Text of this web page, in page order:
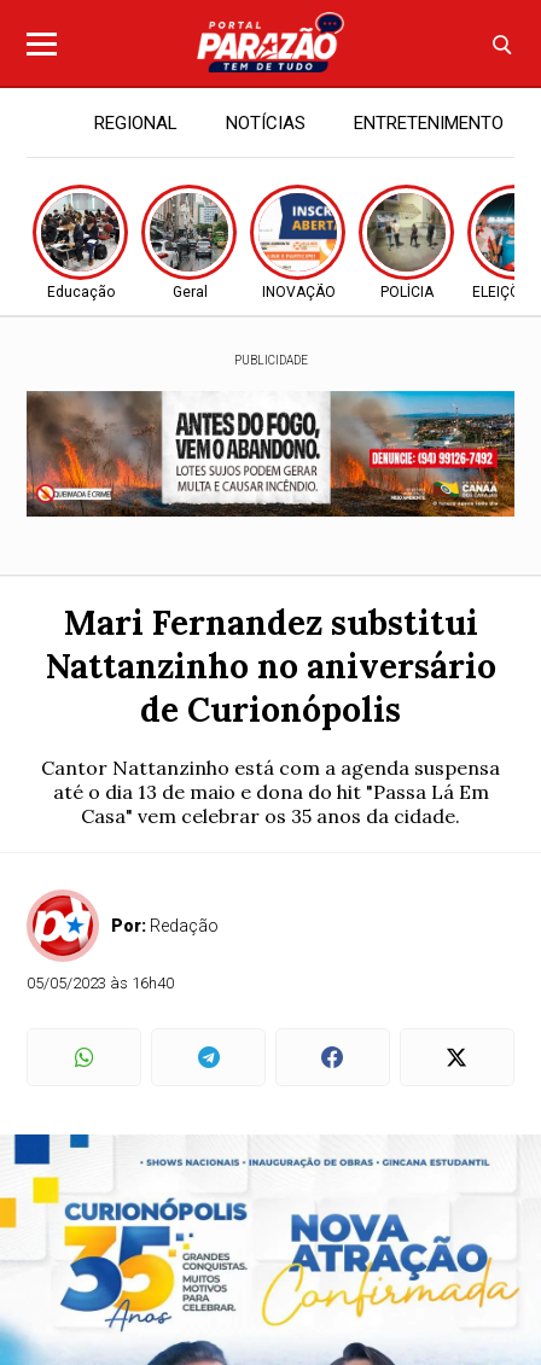
REGIONAL NOTÍCIAS ENTRETENIMENTO
Educação Geral INOVAÇÃO POLÍCIA
PUBLICIDADE
Mari Fernandez substitui
Nattanzinho no aniversário
de Curionópolis
Cantor Nattanzinho está com a agenda suspensa
até o dia 13 de maio e dona do hit "Passa Lá Em
Casa" vem celebrar os 35 anos da cidade.
Por: Redação
05/05/2023 às 16h40